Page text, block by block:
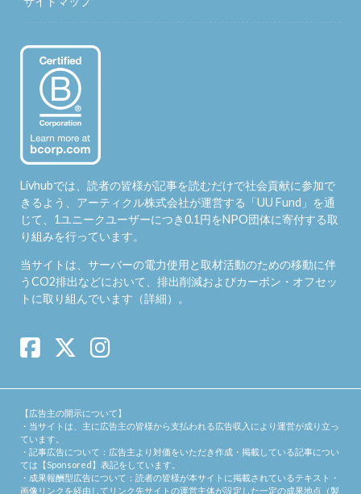
Livhubでは、読者の皆様が記事を読むだけで社会貢献に参加で
きるよう、アーティクル株式会社が運営する「UU Fund 」を通
じて、1ユニークユーザーにつき0.1円をNPO団体に寄付する取
り組みを行っています。
当サイトは、サーバーの電力使用と取材活動のための移動に伴
うCO2排出などにおいて、排出削減およびカーボン・オフセッ
トに取り組んでいます（詳細）。
【広告主の開示について】
・当サイトは、主に広告主の皆様から支払われる広告収入により運営が成り立っ
ています。
・記事広告について：広告主より対価をいただき作成・掲載している記事につい
ては【Sponsored】表記をしています。
・成果報酬型広告について：読者の皆様が本サイトに掲載されているテキスト・
画像リンクを経由してリンク先サイトの運営主体が設定した一定の成果地点（製